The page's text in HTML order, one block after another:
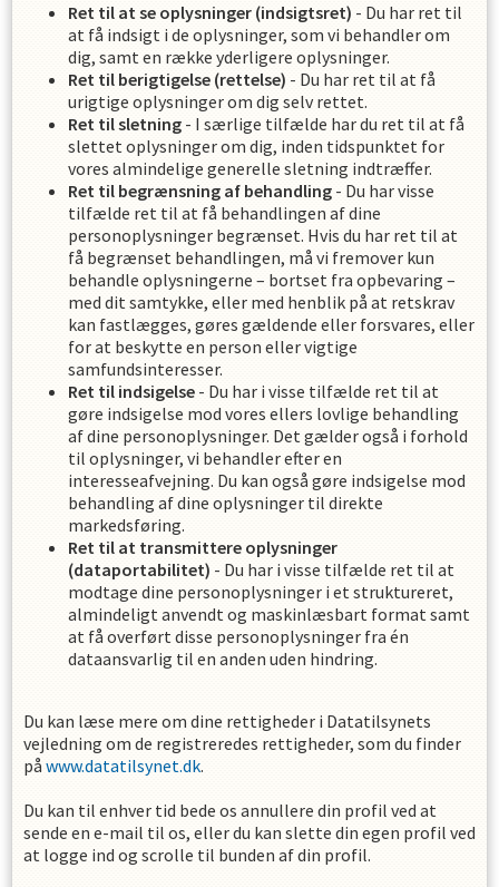
Ret til at se oplysninger (indsigtsret) - Du har ret til
at få indsigt i de oplysninger, som vi behandler om
dig, samt en række yderligere oplysninger.
Ret til berigtigelse (rettelse) - Du har ret til at få
urigtige oplysninger om dig selv rettet.
Ret til sletning - I særlige tilfælde har du ret til at få
slettet oplysninger om dig, inden tidspunktet for
vores almindelige generelle sletning indtræffer.
Ret til begrænsning af behandling - Du har visse
tilfælde ret til at få behandlingen af dine
personoplysninger begrænset. Hvis du har ret til at
få begrænset behandlingen, må vi fremover kun
behandle oplysningerne – bortset fra opbevaring –
med dit samtykke, eller med henblik på at retskrav
kan fastlægges, gøres gældende eller forsvares, eller
for at beskytte en person eller vigtige
samfundsinteresser.
Ret til indsigelse - Du har i visse tilfælde ret til at
gøre indsigelse mod vores ellers lovlige behandling
af dine personoplysninger. Det gælder også i forhold
til oplysninger, vi behandler efter en
interesseafvejning. Du kan også gøre indsigelse mod
behandling af dine oplysninger til direkte
markedsføring.
Ret til at transmittere oplysninger
(dataportabilitet) - Du har i visse tilfælde ret til at
modtage dine personoplysninger i et struktureret,
almindeligt anvendt og maskinlæsbart format samt
at få overført disse personoplysninger fra én
dataansvarlig til en anden uden hindring.
Du kan læse mere om dine rettigheder i Datatilsynets
vejledning om de registreredes rettigheder, som du finder
påwww.datatilsynet.dk.
Du kan til enhver tid bede os annullere din profil ved at
sende en e-mail til os, eller du kan slette din egen profil ved
at logge ind og scrolle til bunden af din profil.